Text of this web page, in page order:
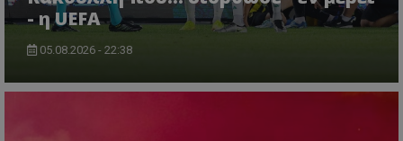
- η UEFA
05.08.2026 - 22:38